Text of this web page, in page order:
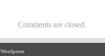
Comments are closed.
Wordpress